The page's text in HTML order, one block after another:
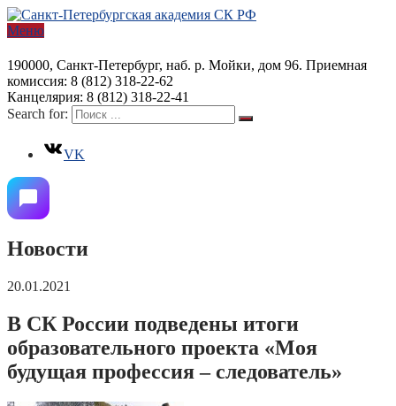
Меню
190000, Санкт-Петербург, наб. р. Мойки, дом 96. Приемная
комиссия: 8 (812) 318-22-62
Канцелярия: 8 (812) 318-22-41
Search for:
VK
Новости
20.01.2021
В СК России подведены итоги
образовательного проекта «Моя
будущая профессия – следователь»